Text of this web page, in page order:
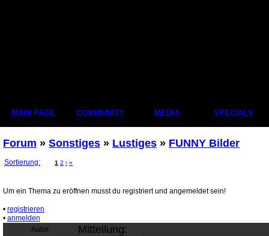
MAIN PAGE COMMUNITY MEDIA SPECIALS
Forum » Sonstiges » Lustiges » FUNNY Bilder
Sortierung: 1 2 › »
Um ein Thema zu eröffnen musst du registriert und angemeldet sein!
• registrieren
• anmelden
Autor:
Mitteilung: